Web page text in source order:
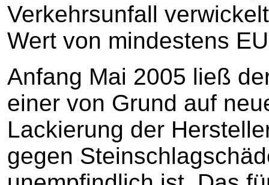
Verkehrsunfall
Wert von mindestens
Anfang Mai 2005 ließ
einer von Grund auf
Lackierung der
gegen